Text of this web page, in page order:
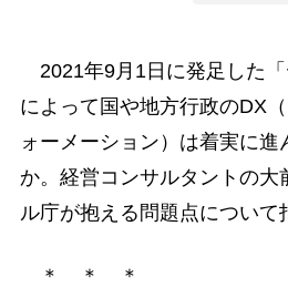
2021年9月1日に発足した
によって国や地方行政のDX
ォーメーション）は着実に進
か。経営コンサルタントの大
ル庁が抱える問題点について
＊ ＊ ＊